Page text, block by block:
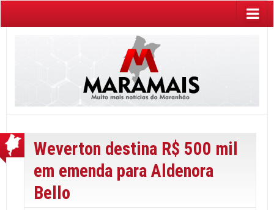
Weverton destina R$ 500 mil
em emenda para Aldenora
Bello